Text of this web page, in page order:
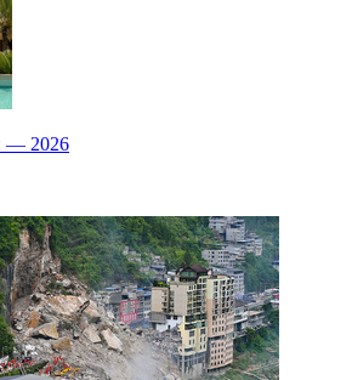
— 2026